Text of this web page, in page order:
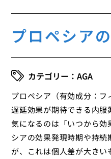
プロペシア
AGA
プロペシア（有効成分：
遅延効果が期待できる内
気になるのは「いつから
シアの効果発現時期や持
が、これは個人差が大き